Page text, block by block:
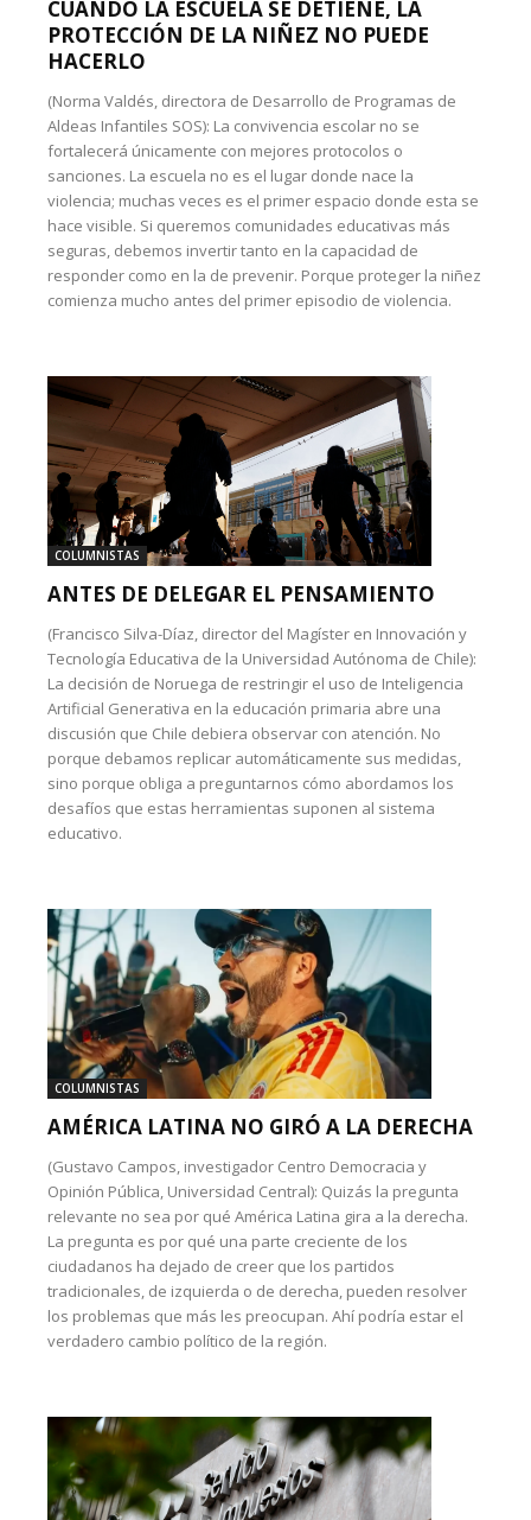
CUANDO LA ESCUELA SE DETIENE, LA
PROTECCIÓN DE LA NIÑEZ NO PUEDE
HACERLO
(Norma Valdés, directora de Desarrollo de Programas de
Aldeas Infantiles SOS): La convivencia escolar no se
fortalecerá únicamente con mejores protocolos o
sanciones. La escuela no es el lugar donde nace la
violencia; muchas veces es el primer espacio donde esta se
hace visible. Si queremos comunidades educativas más
seguras, debemos invertir tanto en la capacidad de
responder como en la de prevenir. Porque proteger la niñez
comienza mucho antes del primer episodio de violencia.
COLUMNISTAS
ANTES DE DELEGAR EL PENSAMIENTO
(Francisco Silva-Díaz, director del Magíster en Innovación y
Tecnología Educativa de la Universidad Autónoma de Chile):
La decisión de Noruega de restringir el uso de Inteligencia
Artificial Generativa en la educación primaria abre una
discusión que Chile debiera observar con atención. No
porque debamos replicar automáticamente sus medidas,
sino porque obliga a preguntarnos cómo abordamos los
desafíos que estas herramientas suponen al sistema
educativo.
COLUMNISTAS
AMÉRICA LATINA NO GIRÓ A LA DERECHA
(Gustavo Campos, investigador Centro Democracia y
Opinión Pública, Universidad Central): Quizás la pregunta
relevante no sea por qué América Latina gira a la derecha.
La pregunta es por qué una parte creciente de los
ciudadanos ha dejado de creer que los partidos
tradicionales, de izquierda o de derecha, pueden resolver
los problemas que más les preocupan. Ahí podría estar el
verdadero cambio político de la región.